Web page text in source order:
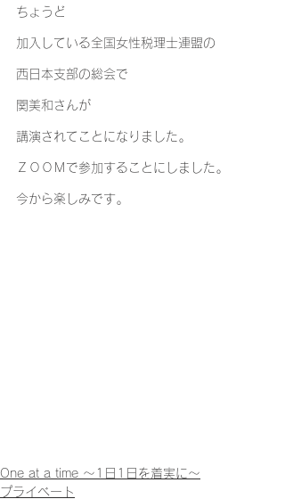
ちょうど
加入している全国女性税理士連盟の
西日本支部の総会で
関美和さんが
講演されてことになりました｡
ＺＯＯＭで参加することにしました｡
今から楽しみです｡
One at a time ～1日1日を着実に～
プライベート